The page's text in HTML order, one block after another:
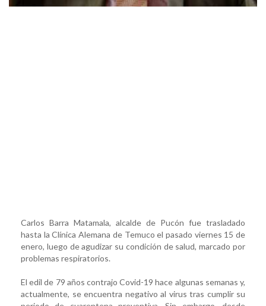
Carlos Barra Matamala, alcalde de Pucón fue trasladado
hasta la Clínica Alemana de Temuco el pasado viernes 15 de
enero, luego de agudizar su condición de salud, marcado por
problemas respiratorios.
El edil de 79 años contrajo Covid-19 hace algunas semanas y,
actualmente, se encuentra negativo al virus tras cumplir su